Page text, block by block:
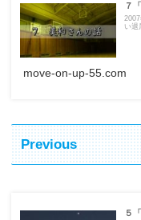
７
い退
move-on-up-55.com
Previous
５